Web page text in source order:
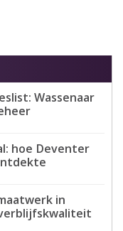
Wassenaar
hoe Deventer
in